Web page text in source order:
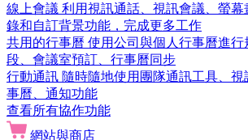
線上會議 利用視訊通話、視訊會議、螢
錄和自訂背景功能，完成更多工作
共用的行事曆 使用公司與個人行事曆進
段、會議室預訂、行事曆同步
行動通訊 隨時隨地使用團隊通訊工具、
事曆、通知功能
查看所有協作功能
網站與商店